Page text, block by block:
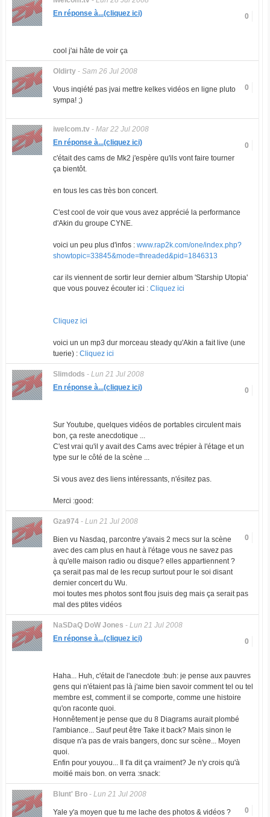
0
En réponse à...(cliquez ici)
cool j'ai hâte de voir ça
Oldirty- Sam 26 Jul 2008
0
Vous inqiété pas jvai mettre kelkes vidéos en ligne pluto
sympa! ;)
iwelcom.tv- Mar 22 Jul 2008
0
En réponse à...(cliquez ici)
c'était des cams de Mk2 j'espère qu'ils vont faire tourner
ça bientôt.
en tous les cas très bon concert.
C'est cool de voir que vous avez apprécié la performance
d'Akin du groupe CYNE.
voici un peu plus d'infos : www.rap2k.com/one/index.php?
showtopic=33845&mode=threaded&pid=1846313
car ils viennent de sortir leur dernier album 'Starship Utopia'
que vous pouvez écouter ici : Cliquez ici
Cliquez ici
voici un un mp3 dur morceau steady qu'Akin a fait live (une
tuerie) : Cliquez ici
Slimdods - Lun 21 Jul 2008
0
En réponse à...(cliquez ici)
Sur Youtube, quelques vidéos de portables circulent mais
bon, ça reste anecdotique ...
C'est vrai qu'il y avait des Cams avec trépier à l'étage et un
type sur le côté de la scène ...
Si vous avez des liens intéressants, n'ésitez pas.
Merci :good:
Gza974- Lun 21 Jul 2008
0
Bien vu Nasdaq, parcontre y'avais 2 mecs sur la scène
avec des cam plus en haut à l'étage vous ne savez pas
à qu'elle maison radio ou disque? elles appartiennent ?
ça serait pas mal de les recup surtout pour le soi disant
dernier concert du Wu.
moi toutes mes photos sont flou jsuis deg mais ça serait pas
mal des ptites vidéos
NaSDaQ DoW Jones - Lun 21 Jul 2008
0
En réponse à...(cliquez ici)
Haha... Huh, c'était de l'anecdote :buh: je pense aux pauvres
gens qui n'étaient pas là j'aime bien savoir comment tel ou tel
membre est, comment il se comporte, comme une histoire
qu'on raconte quoi.
Honnêtement je pense que du 8 Diagrams aurait plombé
l'ambiance... Sauf peut être Take it back? Mais sinon le
disque n'a pas de vrais bangers, donc sur scène... Moyen
quoi.
Enfin pour youyou... Il t'a dit ça vraiment? Je n'y crois qu'à
moitié mais bon. on verra :snack:
Blunt' Bro- Lun 21 Jul 2008
0
Yale y'a moyen que tu me lache des photos & vidéos ?